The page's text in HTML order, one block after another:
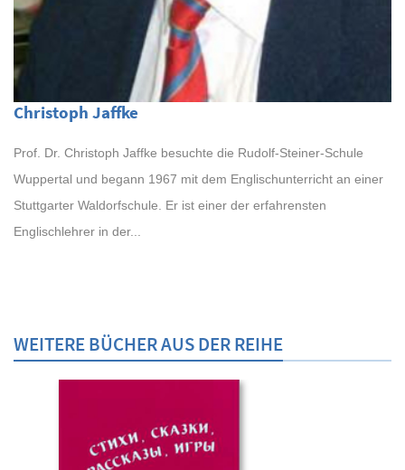
Christoph Jaffke
Prof. Dr. Christoph Jaffke besuchte die Rudolf-Steiner-Schule
Wuppertal und begann 1967 mit dem Englischunterricht an einer
Stuttgarter Waldorfschule. Er ist einer der erfahrensten
Englischlehrer in der...
WEITERE BÜCHER AUS DER REIHE